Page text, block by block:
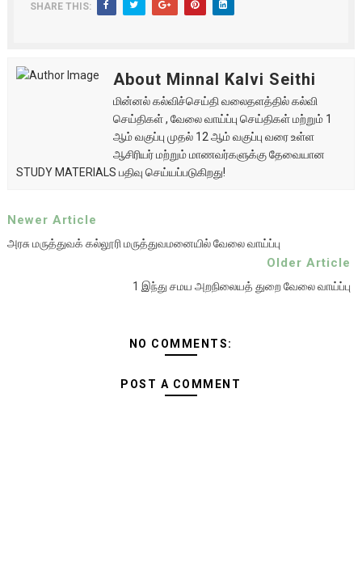
SHARE THIS:
About Minnal Kalvi Seithi
மின்னல் கல்விச்செய்தி வலைதளத்தில் கல்வி
செய்திகள் , வேலை வாய்ப்பு செய்திகள் மற்றும் 1
ஆம் வகுப்பு முதல் 12 ஆம் வகுப்பு வரை உள்ள
ஆசிரியர் மற்றும் மாணவர்களுக்கு தேவையான
STUDY MATERIALS பதிவு செய்யப்படுகிறது!
Newer Article
அரசு மருத்துவக் கல்லூரி மருத்துவமனையில் வேலை வாய்ப்பு
Older Article
1 இந்து சமய அறநிலையத் துறை வேலை வாய்ப்பு
NO COMMENTS:
POST A COMMENT